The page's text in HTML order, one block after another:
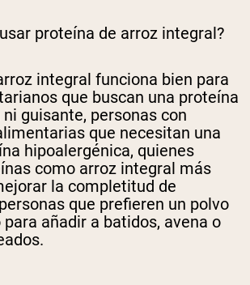
proteína de arroz integral?
integral funciona bien para
que buscan una proteína
guisante, personas con
que necesitan una
hipoalergénica, quienes
como arroz integral más
la completitud de
que prefieren un polvo
añadir a batidos, avena o